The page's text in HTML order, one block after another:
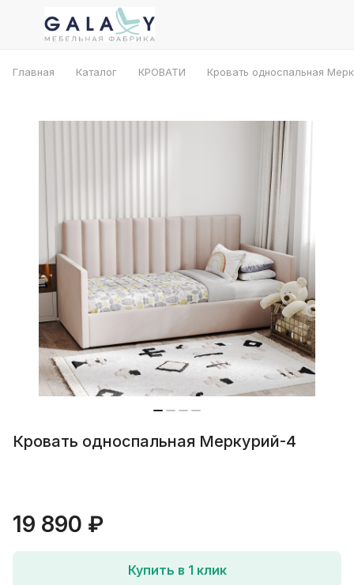
Главная Каталог КРОВАТИ Кровать односпальная
Кровать односпальная Меркурий-4
19 890 ₽
Купить в 1 клик